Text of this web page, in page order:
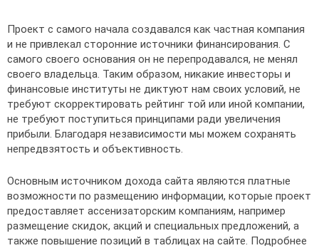
Проект с самого начала создавался как частная компания
и не привлекал сторонние источники финансирования. С
самого своего основания он не перепродавался, не менял
своего владельца. Таким образом, никакие инвесторы и
финансовые институты не диктуют нам своих условий, не
требуют скорректировать рейтинг той или иной компании,
не требуют поступиться принципами ради увеличения
прибыли. Благодаря независимости мы можем сохранять
непредвзятость и объективность.
Основным источником дохода сайта являются платные
возможности по размещению информации, которые проект
предоставляет ассенизаторским компаниям, например
размещение скидок, акций и специальных предложений, а
также повышение позиций в таблицах на сайте. Подробнее